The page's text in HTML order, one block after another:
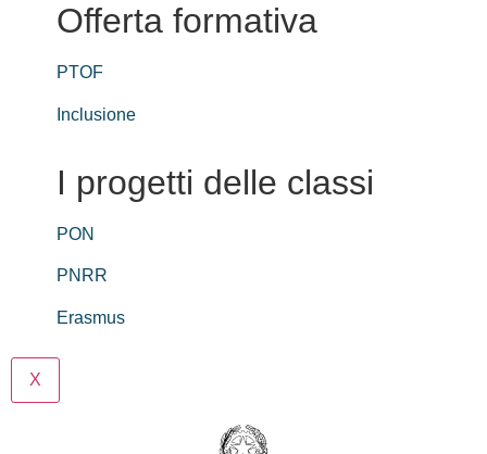
Offerta formativa
PTOF
Inclusione
I progetti delle classi
PON
PNRR
Erasmus
X